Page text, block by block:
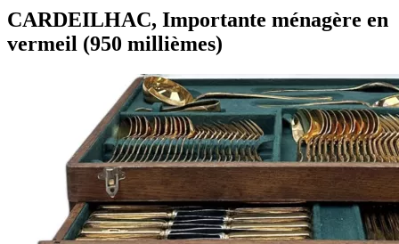
CARDEILHAC, Importante ménagère en
vermeil (950 millièmes)